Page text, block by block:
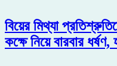
বিয়ের মিথ্যা
কক্ষে নিয়ে বারবার